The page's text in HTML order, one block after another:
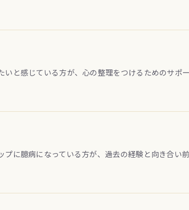
いと感じている方が、心の整理をつけるためのサポ
プに臆病になっている方が、過去の経験と向き合い